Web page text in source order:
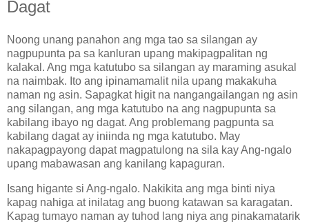
Dagat
Noong unang panahon ang mga tao sa silangan ay
nagpupunta pa sa kanluran upang makipagpalitan ng
kalakal. Ang mga katutubo sa silangan ay maraming asukal
na naimbak. Ito ang ipinamamalit nila upang makakuha
naman ng asin. Sapagkat higit na nangangailangan ng asin
ang silangan, ang mga katutubo na ang nagpupunta sa
kabilang ibayo ng dagat. Ang problemang pagpunta sa
kabilang dagat ay iniinda ng mga katutubo. May
nakapagpayong dapat magpatulong na sila kay Ang-ngalo
upang mabawasan ang kanilang kapaguran.
Isang higante si Ang-ngalo. Nakikita ang mga binti niya
kapag nahiga at inilatag ang buong katawan sa karagatan.
Kapag tumayo naman ay tuhod lang niya ang pinakamatarik